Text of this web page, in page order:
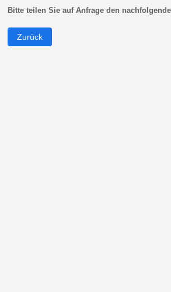
Bitte teilen Sie auf Anfrage den
Zurück